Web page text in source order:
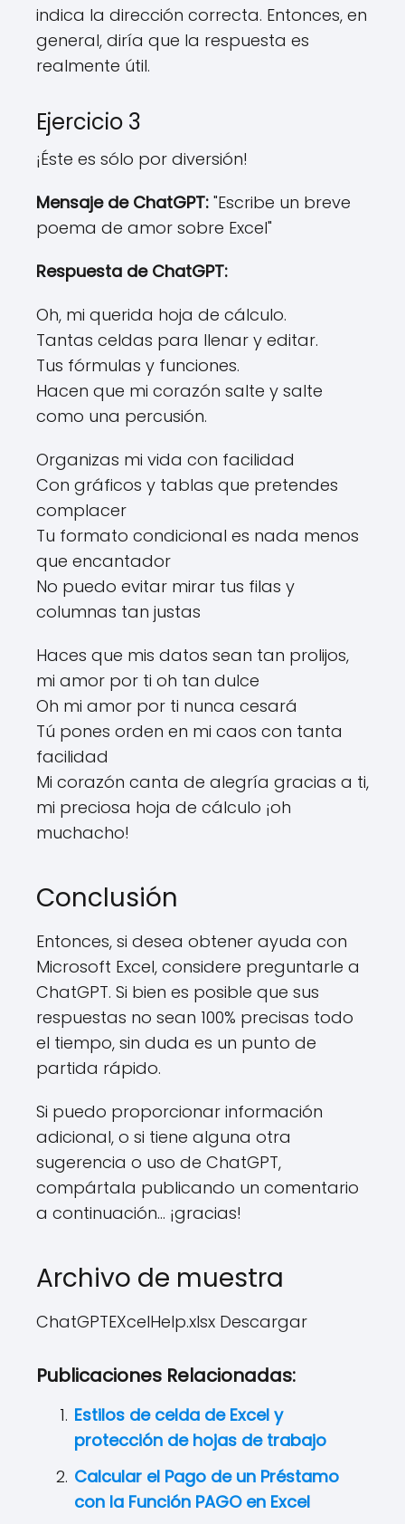
indica la dirección correcta. Entonces, en
general, diría que la respuesta es
realmente útil.
Ejercicio 3
¡Éste es sólo por diversión!
Mensaje de ChatGPT: "Escribe un breve
poema de amor sobre Excel"
Respuesta de ChatGPT:
Oh, mi querida hoja de cálculo.
Tantas celdas para llenar y editar.
Tus fórmulas y funciones.
Hacen que mi corazón salte y salte
como una percusión.
Organizas mi vida con facilidad
Con gráficos y tablas que pretendes
complacer
Tu formato condicional es nada menos
que encantador
No puedo evitar mirar tus filas y
columnas tan justas
Haces que mis datos sean tan prolijos,
mi amor por ti oh tan dulce
Oh mi amor por ti nunca cesará
Tú pones orden en mi caos con tanta
facilidad
Mi corazón canta de alegría gracias a ti,
mi preciosa hoja de cálculo ¡oh
muchacho!
Conclusión
Entonces, si desea obtener ayuda con
Microsoft Excel, considere preguntarle a
ChatGPT. Si bien es posible que sus
respuestas no sean 100% precisas todo
el tiempo, sin duda es un punto de
partida rápido.
Si puedo proporcionar información
adicional, o si tiene alguna otra
sugerencia o uso de ChatGPT,
compártala publicando un comentario
a continuación... ¡gracias!
Archivo de muestra
ChatGPTEXcelHelp.xlsx Descargar
Publicaciones Relacionadas:
Estilos de celda de Excel y
protección de hojas de trabajo
Calcular el Pago de un Préstamo
con la Función PAGO en Excel